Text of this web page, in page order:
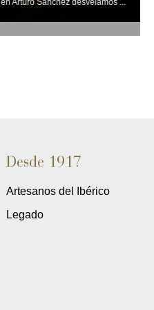
Desde 1917
Artesanos del Ibérico
Legado